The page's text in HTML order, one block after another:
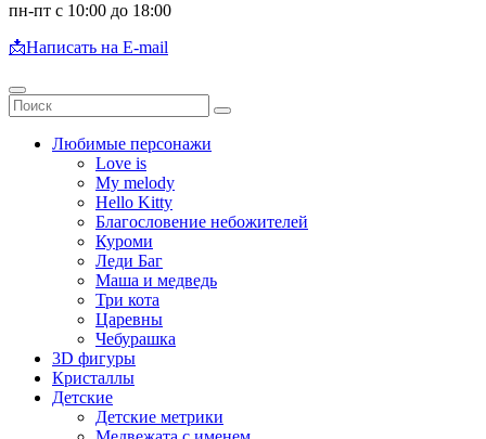
пн-пт с 10:00 до 18:00
📩Написать на E-mail
Любимые персонажи
Love is
My melody
Hello Kitty
Благословение небожителей
Куроми
Леди Баг
Маша и медведь
Три кота
Царевны
Чебурашка
3D фигуры
Кристаллы
Детские
Детские метрики